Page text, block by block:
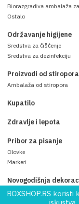
Biorazgradiva ambalaža
Ostalo
Održavanje higijene
Sredstva za čišćenje
Sredstva za dezinfekciju
Proizvodi od stiropora
Ambalaža od stiropora
Kupatilo
Zdravlje i lepota
Pribor za pisanje
Olovke
Markeri
Novogodišnja
BOXSHOP.RS